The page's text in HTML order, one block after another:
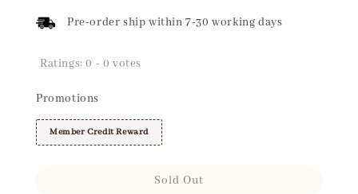
Pre-order ship within 7-30 working days
Ratings:0 - 0 votes
Promotions
Member Credit Reward
Sold Out